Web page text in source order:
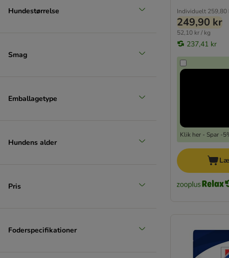
Bosch
MjAMjAM
Hundestørrelse
Smag
Emballagetype
Hundens alder
Pris
Foderspecifikationer
Individuelt 259,80
249,90 kr
52,10 kr / kg
237,41 kr
Klik her - Spar -